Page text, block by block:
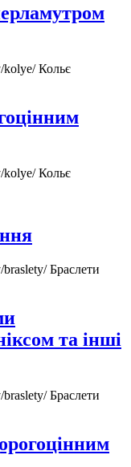
kolye/Кольє
kolye/Кольє
braslety/Браслети
та інші
braslety/Браслети